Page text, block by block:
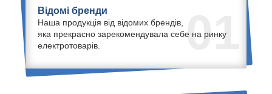
01
Відомі бренди
Наша продукція від відомих брендів,
яка прекрасно зарекомендувала себе на ринку
електротоварів.